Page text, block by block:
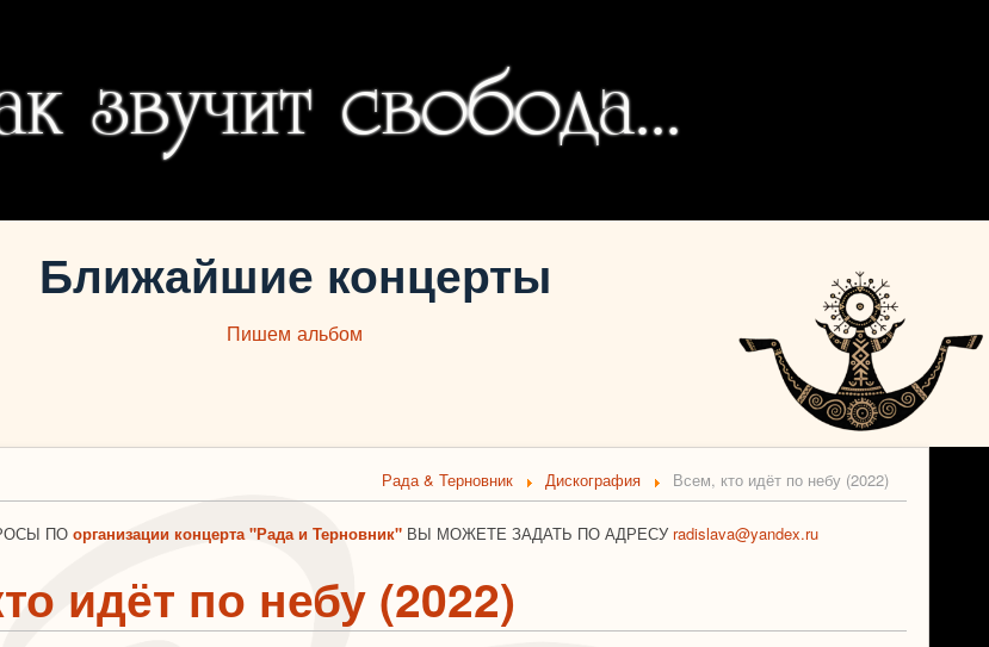
Ближайшие концерты
Пишем альбом
Рада & Терновник Дискография Всем, кто идёт по небу (2022)
ПОорганизации концерта "Рада и Терновник" ВЫ МОЖЕТЕ ЗАДАТЬ ПО АДРЕСУ radislava@yandex.ru
идёт по небу (2022)